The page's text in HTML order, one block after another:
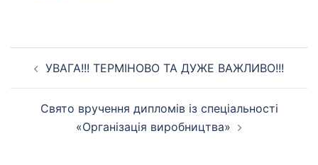
УВАГА!!! ТЕРМІНОВО ТА ДУЖЕ ВАЖЛИВО!!!
Свято вручення дипломів із спеціальності
«Організація виробництва»